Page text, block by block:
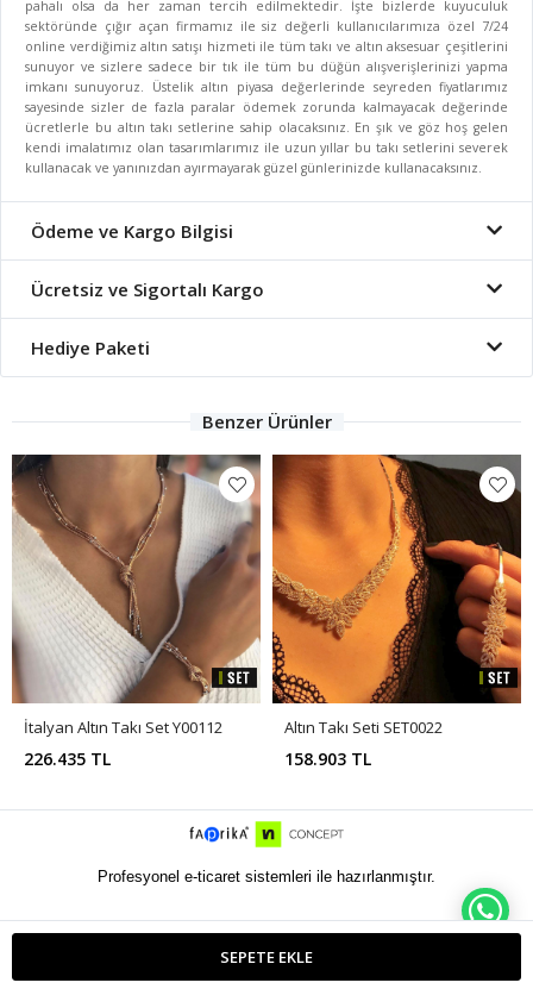
SEPETE EKLE
pahalı olsa da her zaman tercih edilmektedir. İşte bizlerde kuyuculuk
sektöründe çığır açan firmamız ile siz değerli kullanıcılarımıza özel 7/24
online verdiğimiz altın satışı hizmeti ile tüm takı ve altın aksesuar çeşitlerini
sunuyor ve sizlere sadece bir tık ile tüm bu düğün alışverişlerinizi yapma
imkanı sunuyoruz. Üstelik altın piyasa değerlerinde seyreden fiyatlarımız
sayesinde sizler de fazla paralar ödemek zorunda kalmayacak değerinde
ücretlerle bu altın takı setlerine sahip olacaksınız. En şık ve göz hoş gelen
kendi imalatımız olan tasarımlarımız ile uzun yıllar bu takı setlerini severek
kullanacak ve yanınızdan ayırmayarak güzel günlerinizde kullanacaksınız.
Ödeme ve Kargo Bilgisi
Ücretsiz ve Sigortalı Kargo
Hediye Paketi
Benzer Ürünler
İtalyan Altın Takı Set Y00112
226.435 TL
Altın Takı Seti SET0022
158.903 TL
Profesyonel e-ticaret sistemleri ile hazırlanmıştır.
ETBIS